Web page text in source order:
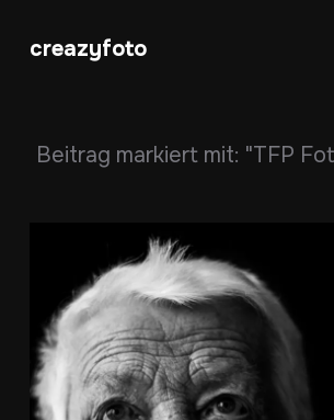
creazyfoto
Beitrag markiert mit: "TFP